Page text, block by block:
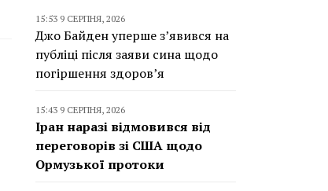
15:53 9 СЕРПНЯ, 2026
Джо Байден уперше з’явився на
публіці після заяви сина щодо
погіршення здоров’я
15:43 9 СЕРПНЯ, 2026
Іран наразі відмовився від
переговорів зі США щодо
Ормузької протоки